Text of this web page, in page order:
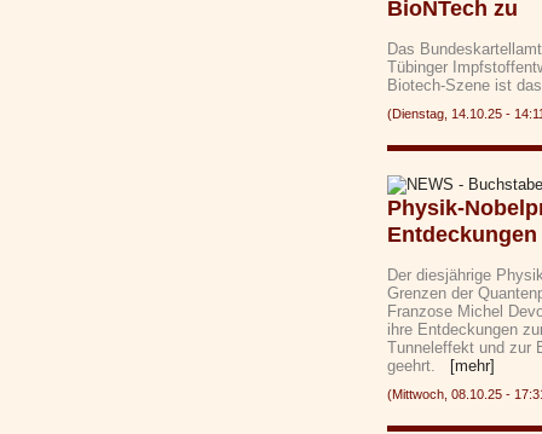
BioNTech zu
Das
Tübinger
Biotech-Szene ist
(Dienstag, 14.10.25 -
Physik-
Der diesjährige
Grenzen der
Franzose Michel
ihre Entdeckungen
Tunneleffekt und zur
geehrt.
[mehr]
(Mittwoch, 08.10.25 -